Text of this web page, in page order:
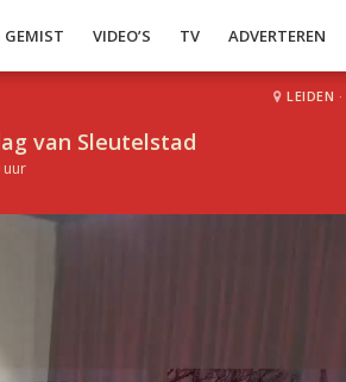
VIDEO’S TV ADVERTEREN
van Sleutelstad
uur
LEIDEN ·